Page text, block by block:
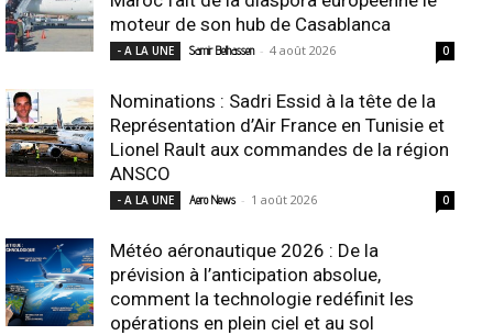
moteur de son hub de Casablanca
- A LA UNE Samir Belhassen - 4 août 2026 0
Nominations : Sadri Essid à la tête de la
Représentation d’Air France en Tunisie et
Lionel Rault aux commandes de la région
ANSCO
- A LA UNE Aero News - 1 août 2026 0
Météo aéronautique 2026 : De la
prévision à l’anticipation absolue,
comment la technologie redéfinit les
opérations en plein ciel et au sol